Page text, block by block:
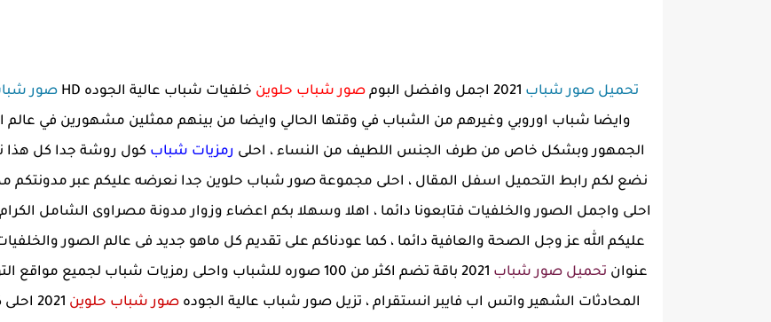
تحميل صور شباب صور شباب حلوين خلفيات شباب عالية الجوده HD صور
وايضا شباب اوروبي وغيرهم من الشباب في وقتها الحالي وايضا من بينهم ممثلين مشهورين في عالم
الجمهور وبشكل خاص من طرف الجنس اللطيف من النساء ، احلى رمزيات شباب كول روشة جدا كل هذا
نضع لكم رابط التحميل اسفل المقال ، احلى مجموعة صور شباب حلوين جدا نعرضه عليكم عبر مدونتكم
احلى واجمل الصور والخلفيات فتابعونا دائما ، اهلا وسهلا بكم اعضاء وزوار مدونة مصراوى الشامل
عليكم الله عز وجل الصحة والعافية دائما ، كما عودناكم على تقديم كل ماهو جديد فى عالم الصور
عنوان تحميل صور شباب
2021 باقة تضم اكثر من 100 صوره للشباب واحلى رمزيات شباب
المحادثات الشهير واتس اب فايبر انستقرام ، تزيل صور شباب عالية الجوده صور شباب حلوين
2021